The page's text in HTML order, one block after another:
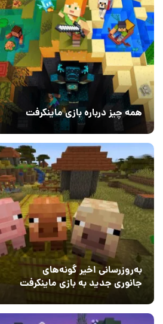
همه چیز درباره بازی ماینکرفت
به‌روزرسانی اخیر گونه‌های
جانوری جدید به بازی ماینکرفت